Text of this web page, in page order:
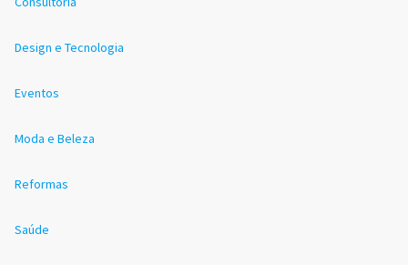
Design e Tecnologia
Eventos
Moda e Beleza
Reformas
Saúde